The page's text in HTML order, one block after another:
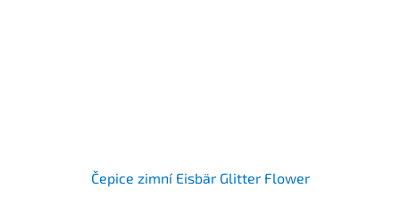
Čepice zimní Eisbär Glitter Flower